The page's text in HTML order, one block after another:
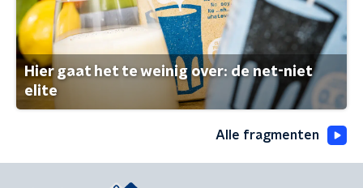
Hier gaat het te weinig over: de net-niet
elite
Alle fragmenten